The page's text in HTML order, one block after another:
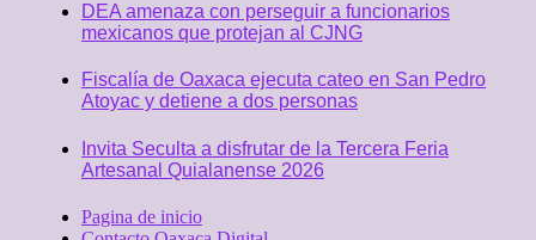
DEA amenaza con perseguir a funcionarios
mexicanos que protejan al CJNG
Fiscalía de Oaxaca ejecuta cateo en San Pedro
Atoyac y detiene a dos personas
Invita Seculta a disfrutar de la Tercera Feria
Artesanal Quialanense 2026
Pagina de inicio